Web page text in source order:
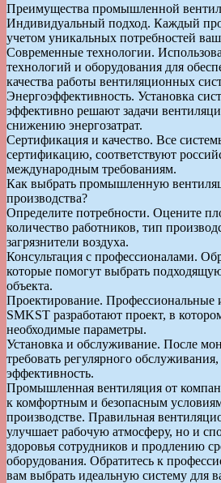
Преимущества промышленной
Индивидуальный подход. Каждый
учетом уникальных потребностей
Современные технологии.
технологий и оборудования для
качества работы вентиляционных
Энергоэффективность. Установка
эффективно решают задачи
снижению энергозатрат.
Сертификация и качество. Все
сертификацию, соответствуют
международным требованиям.
Как выбрать промышленную
производства?
Определите потребности. Оцените
количество работников, тип
загрязнители воздуха.
Консультация с профессионалами.
которые помогут выбрать
объекта.
Проектирование.
SMKST разработают проект, в
необходимые параметры.
Установка и обслуживание. После
требовать регулярного
эффективность.
Промышленная вентиляция от
к комфортным и безопасным
производстве. Правильная
улучшает рабочую атмосферу, но и
здоровья сотрудников и продлению
оборудования. Обратитесь к
вам выбрать идеальную систему для